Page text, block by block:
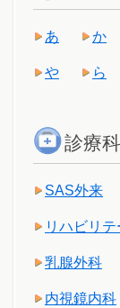
あ か
や ら
診療
SAS外来
リハビリ
乳腺外科
内視鏡内科